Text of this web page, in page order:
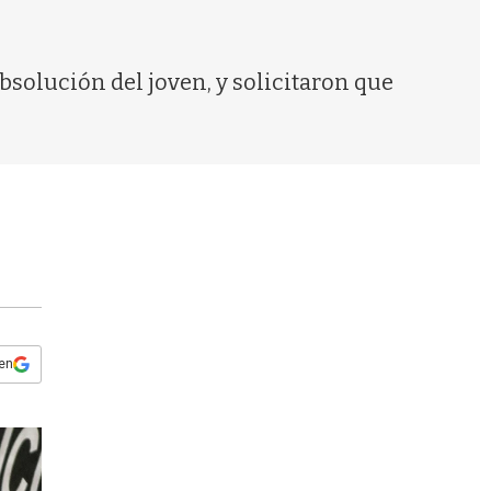
del joven, y solicitaron que